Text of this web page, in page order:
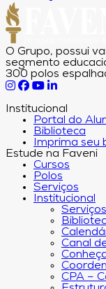
O Grupo, possui
segmento
300 polos
Institucional
Portal do
Biblioteca
Imprima seu
Estude na Faveni
Cursos
Polos
Serviços
Institucional
Serviços
Canal
CPA –